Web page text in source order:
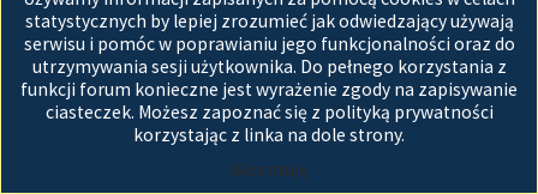
użytkowników witryny. Użytkownicy dodani do listy przyjaciół będą
wyświetleni na karciePrzyjacieleznajdującej się w panelu
zarządzania kontem. Z tego poziomu można szybko sprawdzić ich
status, a także wysłać prywatną wiadomość. Zależnie od
używanego stylu witryny, posty tych użytkowników mogą być
wyróżniane. Jeśli użytkownik zostanie dodany do listy wrogów,
statystycznych by lepiej zrozumieć jak odwiedzający używają
serwisu i pomóc w poprawianiu jego funkcjonalności oraz do
utrzymywania sesji użytkownika. Do pełnego korzystania z
funkcji forum konieczne jest wyrażenie zgody na zapisywanie
ciasteczek. Możesz zapoznać się z polityką prywatności
korzystając z linka na dole strony.
Akceptuję